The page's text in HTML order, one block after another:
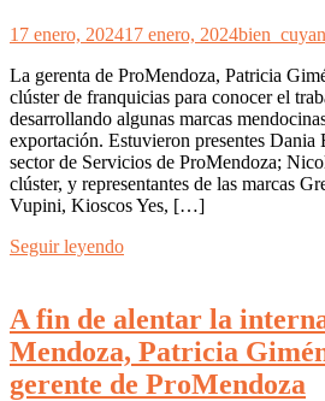
17 enero, 202417 enero, 2024
La gerenta de ProMendoza, Patricia
clúster de franquicias para conocer el
desarrollando algunas marcas
exportación. Estuvieron presentes Dania
sector de Servicios de ProMendoza;
clúster, y representantes de las marcas
Vupini, Kioscos Yes, […]
Seguir leyendo
A fin de alentar la
Mendoza, Patricia
gerente de ProMendoza